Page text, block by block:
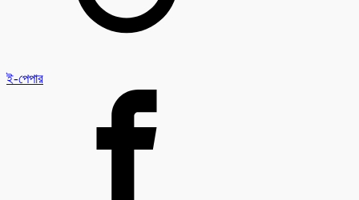
ই-পেপার